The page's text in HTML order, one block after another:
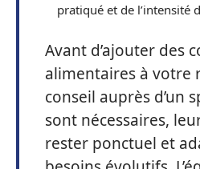
pratiqué et de l’intensité
Avant d’ajouter des
alimentaires à votre
conseil auprès d’un
sont nécessaires,
rester ponctuel et